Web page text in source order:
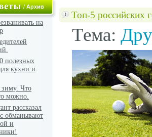
/Архив
на
полезных
кухни и
зиму. Что
можно.
рассказал
обманывают
и
Топ-5 российских
Тема: